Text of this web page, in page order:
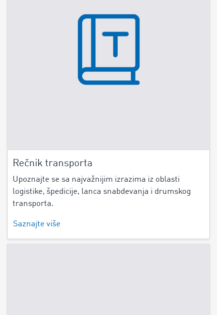
Rečnik transporta
Upoznajte se sa najvažnijim izrazima iz oblasti
logistike, špedicije, lanca snabdevanja i drumskog
transporta.
Saznajte više